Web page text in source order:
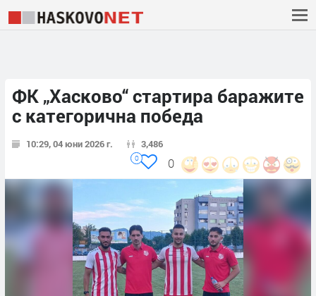
ФК „Хасково“ стартира баражите
с категорична победа
10:29, 04 юни 2026 г. 3,486
0
0